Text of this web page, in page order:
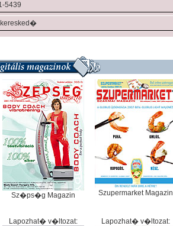
5439
Sz�ps�g Magazin Szupermarket Magazin
Lapozhat� v�ltozat: Lapozhat� v�ltozat: